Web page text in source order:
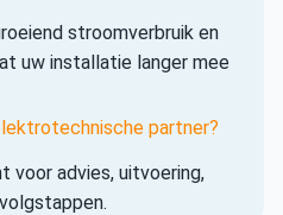
stroomverbruik en
uw installatie langer mee
partner?
voor advies, uitvoering,